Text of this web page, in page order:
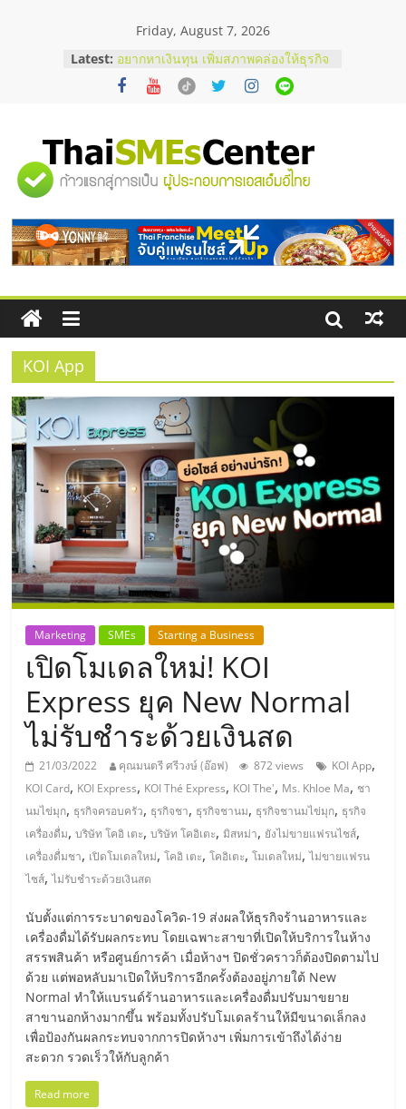
Friday, August 7, 2026
Latest:
บริษัท Cybersecurity ในไทยที่ไหนดี?
วิธีเลือกผู้ให้บริการให้คุ้มค่าและตอบ
โจทย์ธุรกิจ
สัมมนาออนไลน์ โอกาสบริหารสถานี
บริการน้ำมัน Shell
สัมมนาลงทุน แฟรนไชส์ยอนนี่
ThaiFranchise Meet Up จับคู่แฟรน
ร้านเครื่องเสียงคุณภาพสูง พร้อม
โซลูชันระบบภาพและเสียง
"ศูนย์
รวม
ข้อมูล
ธุรกิจ
SME
แห่ง
ประเทศไทย,
ThaiSMEsCenter,
รวม
ธุรกิจ
เอ
ส
เอ็
มอี
ไทย,
SMEs,
แฟ
รน
ไชส์,
KOI App
Marketing SMEs Starting a Business
เปิดโมเดลใหม่! KOI
Express ยุค New Normal
ไม่รับชำระด้วยเงินสด
21/03/2022 คุณมนตรี ศรีวงษ์ (อ๊อฟ) 872 views KOI App,
KOI Card, KOI Express, KOI Thé Express, KOI The', Ms. Khloe Ma, ชา
นมไข่มุก, ธุรกิจครอบครัว, ธุรกิจชา, ธุรกิจชานม, ธุรกิจชานมไข่มุก, ธุรกิจ
เครื่องดื่ม,บริษัท โคอิ เตะ,บริษัท โคอิเตะ,มิสหม่า, ยังไม่ขายแฟรนไชส์,
เครื่องดื่มชา, เปิดโมเดลใหม่,โคอิ เตะ,โคอิเตะ,โมเดลใหม่,ไม่ขายแฟรน
ไชส์,ไม่รับชำระด้วยเงินสด
นับตั้งแต่การระบาดของโควิด-19 ส่งผลให้ธุรกิจร้านอาหารและ
เครื่องดื่มได้รับผลกระทบ โดยเฉพาะสาขาที่เปิดให้บริการในห้าง
สรรพสินค้า หรือศูนย์การค้า เมื่อห้างฯ ปิดชั่วคราวก็ต้องปิดตามไป
ด้วย แต่พอหลับมาเปิดให้บริการอีกครั้งต้องอยู่ภายใต้ New
Normal ทำให้แบรนด์ร้านอาหารและเครื่องดื่มปรับมาขยาย
สาขานอกห้างมากขึ้น พร้อมทั้งปรับโมเดลร้านให้มีขนาดเล็กลง
เพื่อป้องกันผลกระทบจากการปิดห้างฯ เพิ่มการเข้าถึงได้ง่าย
สะดวก รวดเร็วให้กับลูกค้า
Read more